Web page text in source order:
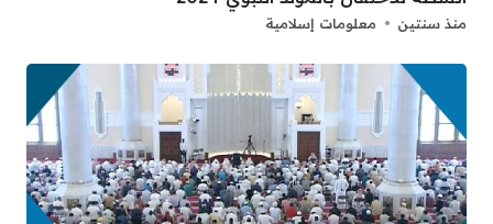
منذ سنتين معلومات إسلامية